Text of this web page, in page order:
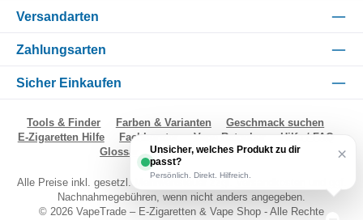
Versandarten
Zahlungsarten
Sicher Einkaufen
Tools & Finder Farben & Varianten
Geschmack suchen
E-Zigaretten Hilfe
Fachberater Vape Ratgeber
Hilfe / FAQ
Glossar
Impressum Kontakt
Alle Preise inkl. gesetzl. Mehrwertsteuer zzgl.
Nachnahmegebühren, wenn nicht anders angegeben.
© 2026 VapeTrade – E-Zigaretten & Vape Shop - Alle Rechte
Unsicher, welches Produkt zu dir
passt?
Persönlich. Direkt. Hilfreich.
×